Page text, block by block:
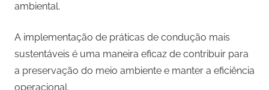
ambiental.
A implementação de práticas de condução mais
sustentáveis é uma maneira eficaz de contribuir para
a preservação do meio ambiente e manter a eficiência
operacional.